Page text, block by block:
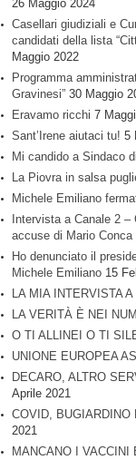
26 Maggio 2024
Casellari giudiziali e
candidati della lista
Maggio 2022
Programma
Gravinesi” 30 Maggio
Eravamo ricchi 7
Sant’Irene aiutaci tu! 5
Mi candido a Sindaco
La Piovra in salsa
Michele Emiliano
Intervista a Canale 2
accuse di Mario Conca
Ho denunciato il
Michele Emiliano 15
LA MIA INTERVISTA
LA VERITÀ È NEI
O TI ALLINEI O TI
UNIONE EUROPEA
DECARO, ALTRO
Aprile 2021
COVID, BUGIARDINO
2021
MANCANO I